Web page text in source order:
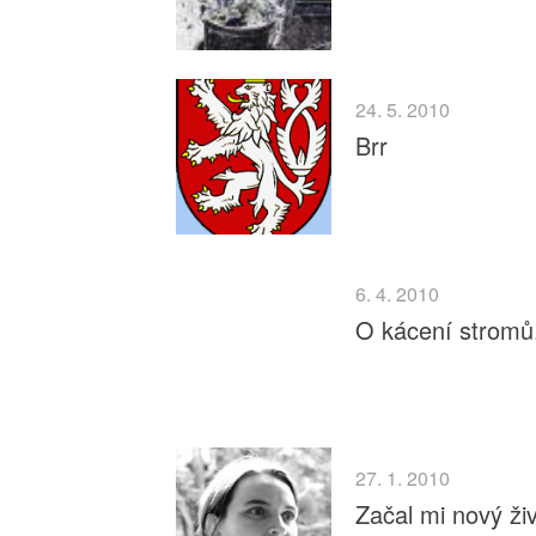
24. 5. 2010
Brr
6. 4. 2010
O kácení
27. 1. 2010
Začal mi nový